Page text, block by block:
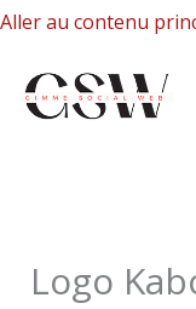
Aller au contenu
Aller
contenu
Logo